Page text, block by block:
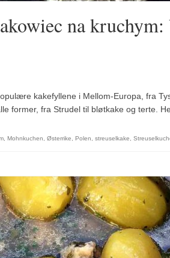
na kruchym:
kakefyllene i Mellom-Europa, fra
former, fra Strudel til bløtkake og terte.
Mohnkuchen Østerrike Polen streuselkake